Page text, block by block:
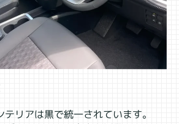
リアは黒で統一されています。